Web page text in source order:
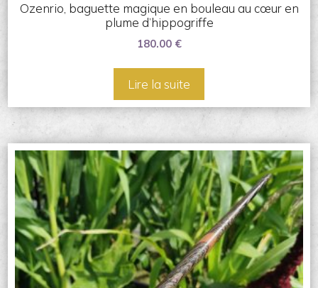
Ozenrio, baguette magique en bouleau au cœur en
plume d’hippogriffe
180.00 €
Lire la suite